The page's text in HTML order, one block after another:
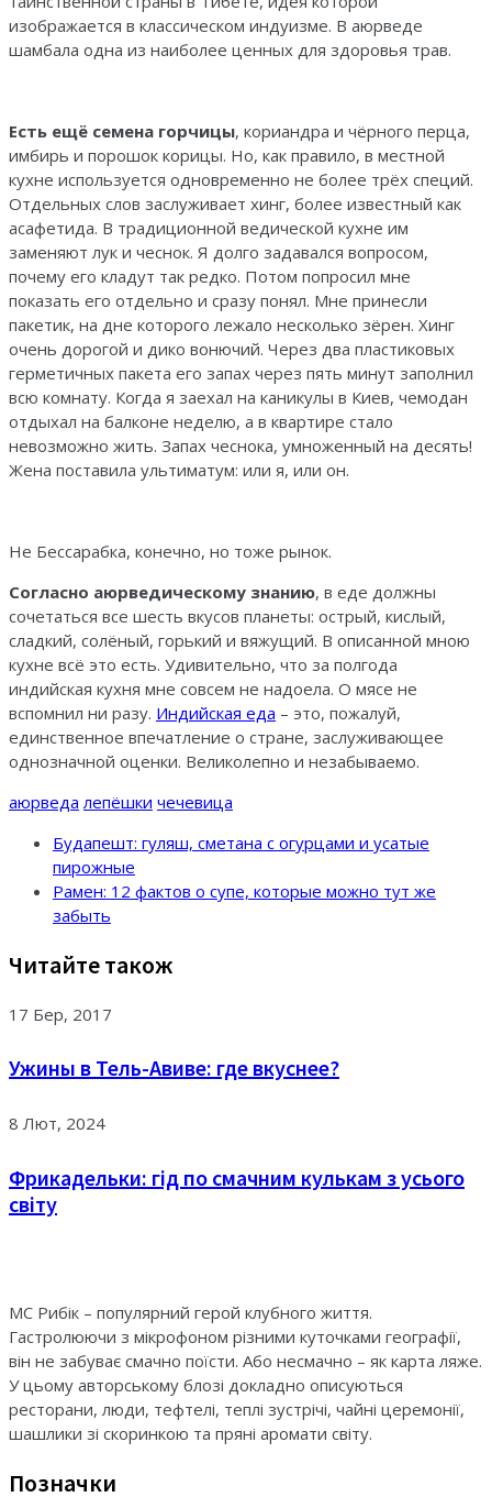
изображается в классическом индуизме. В аюрведе
шамбала одна из наиболее ценных для здоровья трав.
Есть ещё семена горчицы, кориандра и чёрного перца,
имбирь и порошок корицы. Но, как правило, в местной
кухне используется одновременно не более трёх специй.
Отдельных слов заслуживает хинг, более известный как
асафетида. В традиционной ведической кухне им
заменяют лук и чеснок. Я долго задавался вопросом,
почему его кладут так редко. Потом попросил мне
показать его отдельно и сразу понял. Мне принесли
пакетик, на дне которого лежало несколько зёрен. Хинг
очень дорогой и дико вонючий. Через два пластиковых
герметичных пакета его запах через пять минут заполнил
всю комнату. Когда я заехал на каникулы в Киев, чемодан
отдыхал на балконе неделю, а в квартире стало
невозможно жить. Запах чеснока, умноженный на десять!
Жена поставила ультиматум: или я, или он.
Не Бессарабка, конечно, но тоже рынок.
Согласно аюрведическому знанию, в еде должны
сочетаться все шесть вкусов планеты: острый, кислый,
сладкий, солёный, горький и вяжущий. В описанной мною
кухне всё это есть. Удивительно, что за полгода
индийская кухня мне совсем не надоела. О мясе не
вспомнил ни разу. Индийская еда – это, пожалуй,
единственное впечатление о стране, заслуживающее
однозначной оценки. Великолепно и незабываемо.
аюрведа лепёшки чечевица
Будапешт: гуляш, сметана с огурцами и усатые
пирожные
Рамен: 12 фактов о супе, которые можно тут же
забыть
Читайте також
17 Бер, 2017
Ужины в Тель-Авиве: где вкуснее?
8 Лют, 2024
Фрикадельки: гід по смачним кулькам з усього
світу
МС Рибік – популярний герой клубного життя.
Гастролюючи з мікрофоном різними куточками географії,
він не забуває смачно поїсти. Або несмачно – як карта ляже.
У цьому авторському блозі докладно описуються
ресторани, люди, тефтелі, теплі зустрічі, чайні церемонії,
шашлики зі скоринкою та пряні аромати світу.
Позначки